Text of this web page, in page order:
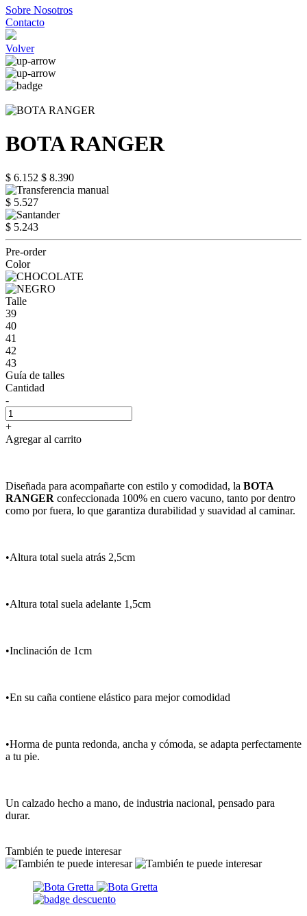
Sobre Nosotros
Contacto
Volver
BOTA RANGER
$ 6.152 $ 8.390
$ 5.527
$ 5.243
Pre-order
Color
Talle
39
40
41
42
43
Guía de talles
Cantidad
-
+
Agregar al carrito
Diseñada para acompañarte con estilo y comodidad, la BOTA
RANGER confeccionada 100% en cuero vacuno, tanto por dentro
como por fuera, lo que garantiza durabilidad y suavidad al caminar.
•Altura total suela atrás 2,5cm
•Altura total suela adelante 1,5cm
•Inclinación de 1cm
•En su caña contiene elástico para mejor comodidad
•Horma de punta redonda, ancha y cómoda, se adapta perfectamente
a tu pie.
Un calzado hecho a mano, de industria nacional, pensado para
durar.
También te puede interesar